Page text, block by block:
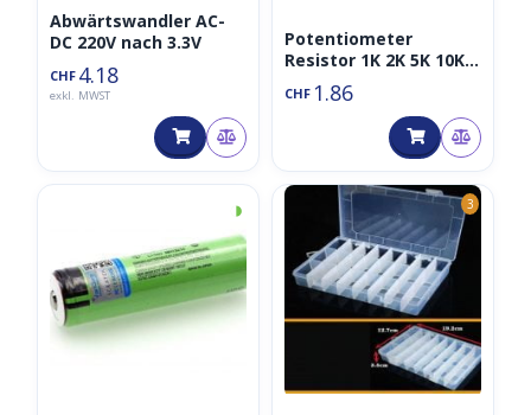
Abwärtswandler AC-
DC 220V nach 3.3V
CHF 4.18
exkl. MWST
Potentiometer
Resistor 1K 2K 5K 10K
20K 50K 100K 500K Ohm
3 Pin Linear Taper
CHF 1.86
◑ 3